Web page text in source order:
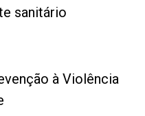
sanitário
à Violência